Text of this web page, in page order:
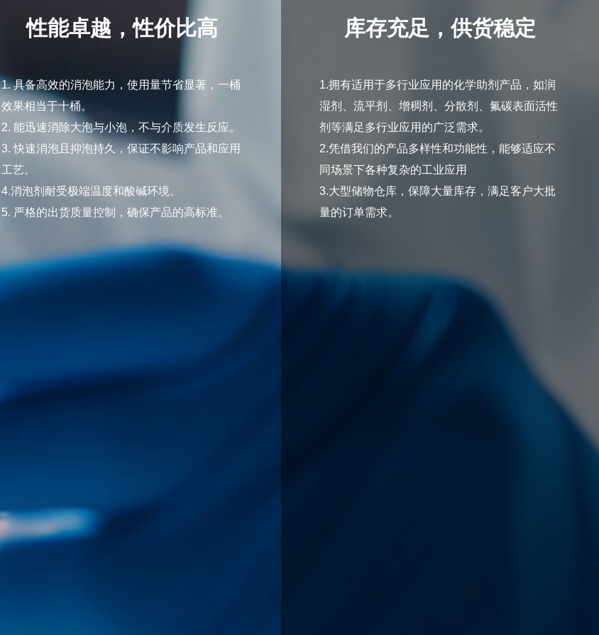
性能卓越，性价比高
1. 具备高效的消泡能力，使用量节省显著，一桶
效果相当于十桶。
2. 能迅速消除大泡与小泡，不与介质发生反应。
3. 快速消泡且抑泡持久，保证不影响产品和应用
工艺。
4.消泡剂耐受极端温度和酸碱环境。
5. 严格的出货质量控制，确保产品的高标准。
库存充足，供货稳定
1.拥有适用于多行业应用的化学助剂产品，如润
湿剂、流平剂、增稠剂、分散剂、氟碳表面活性
剂等满足多行业应用的广泛需求。
2.凭借我们的产品多样性和功能性，能够适应不
同场景下各种复杂的工业应用
3.大型储物仓库，保障大量库存，满足客户大批
量的订单需求。